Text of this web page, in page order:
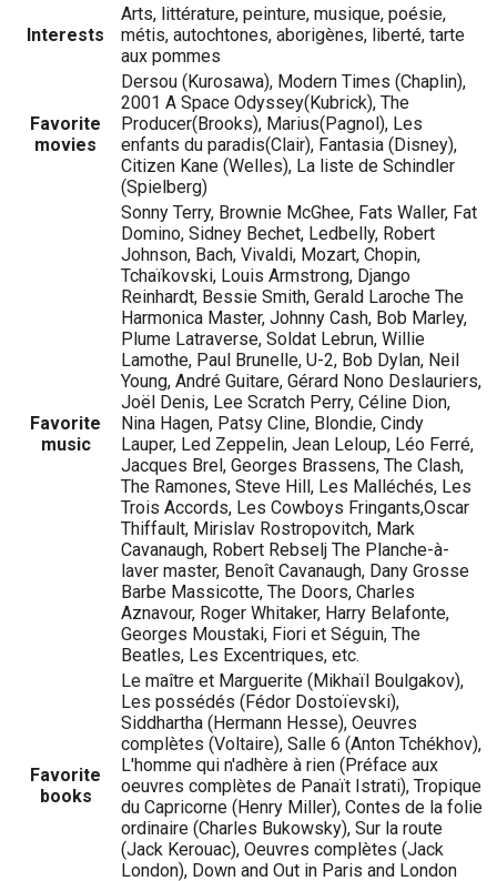
Interests
Arts, littérature, peinture, musique, poésie,
métis, autochtones, aborigènes, liberté, tarte
aux pommes
Favorite
movies
Dersou (Kurosawa), Modern Times (Chaplin),
2001 A Space Odyssey(Kubrick), The
Producer(Brooks), Marius(Pagnol), Les
enfants du paradis(Clair), Fantasia (Disney),
Citizen Kane (Welles), La liste de Schindler
(Spielberg)
Favorite
music
Sonny Terry, Brownie McGhee, Fats Waller, Fat
Domino, Sidney Bechet, Ledbelly, Robert
Johnson, Bach, Vivaldi, Mozart, Chopin,
Tchaïkovski, Louis Armstrong, Django
Reinhardt, Bessie Smith, Gerald Laroche The
Harmonica Master, Johnny Cash, Bob Marley,
Plume Latraverse, Soldat Lebrun, Willie
Lamothe, Paul Brunelle, U-2, Bob Dylan, Neil
Young, André Guitare, Gérard Nono Deslauriers,
Joël Denis, Lee Scratch Perry, Céline Dion,
Nina Hagen, Patsy Cline, Blondie, Cindy
Lauper, Led Zeppelin, Jean Leloup, Léo Ferré,
Jacques Brel, Georges Brassens, The Clash,
The Ramones, Steve Hill, Les Malléchés, Les
Trois Accords, Les Cowboys Fringants,Oscar
Thiffault, Mirislav Rostropovitch, Mark
Cavanaugh, Robert Rebselj The Planche-à-
laver master, Benoît Cavanaugh, Dany Grosse
Barbe Massicotte, The Doors, Charles
Aznavour, Roger Whitaker, Harry Belafonte,
Georges Moustaki, Fiori et Séguin, The
Beatles, Les Excentriques, etc.
Favorite
books
Le maître et Marguerite (Mikhaïl Boulgakov),
Les possédés (Fédor Dostoïevski),
Siddhartha (Hermann Hesse), Oeuvres
complètes (Voltaire), Salle 6 (Anton Tchékhov),
L'homme qui n'adhère à rien (Préface aux
oeuvres complètes de Panaït Istrati), Tropique
du Capricorne (Henry Miller), Contes de la folie
ordinaire (Charles Bukowsky), Sur la route
(Jack Kerouac), Oeuvres complètes (Jack
London), Down and Out in Paris and London